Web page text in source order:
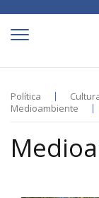
Política
Medioambiente